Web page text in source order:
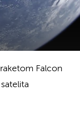
Falcon